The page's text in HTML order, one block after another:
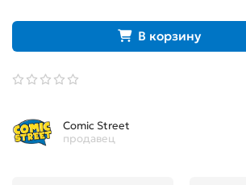
В корзину
Comic Street
продавец